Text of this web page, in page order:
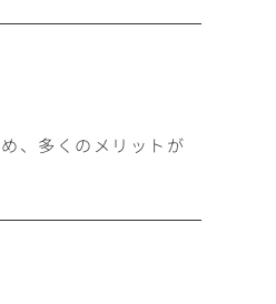
、多くのメリットが